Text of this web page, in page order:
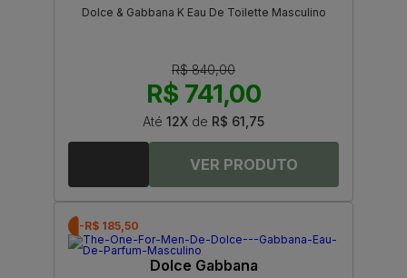
Dolce & Gabbana K Eau De Toilette Masculino
R$ 840,00
R$ 741,00
Até 12X de R$ 61,75
-R$ 185,50
Dolce Gabbana